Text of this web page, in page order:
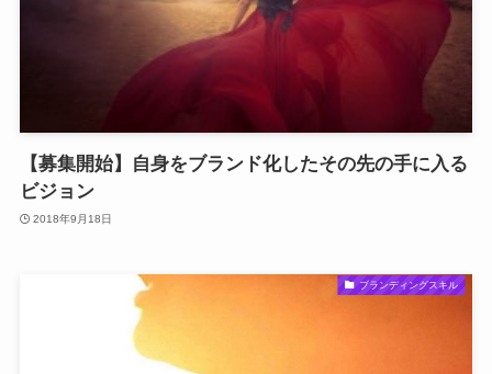
【募集開始】自身をブランド化したその先の手に入る
ビジョン
2018年9月18日
ブランディングスキル